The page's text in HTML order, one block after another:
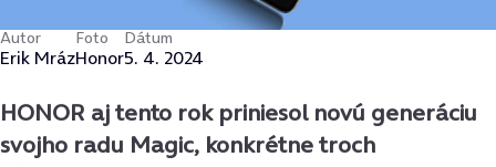
Autor
Erik Mráz
Foto
Honor
Dátum
5. 4. 2024
HONOR aj tento rok priniesol novú generáciu
svojho radu Magic, konkrétne troch